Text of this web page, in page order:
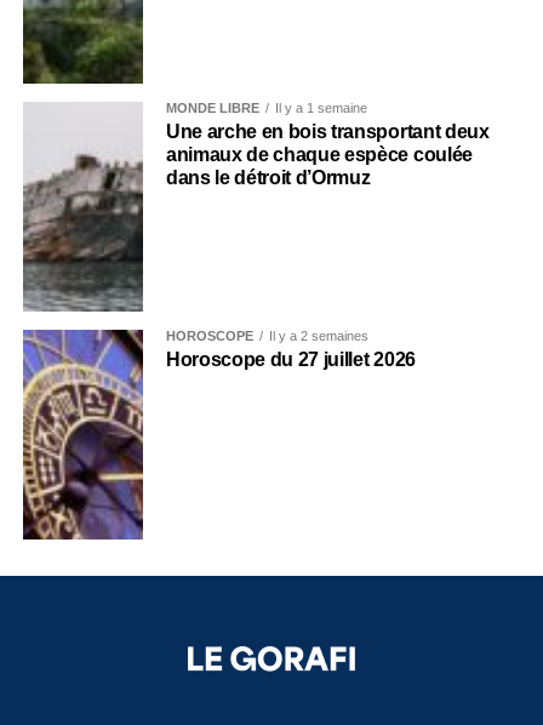
MONDE LIBRE Il y a 1 semaine
Une arche en bois transportant deux
animaux de chaque espèce coulée
dans le détroit d’Ormuz
HOROSCOPE Il y a 2 semaines
Horoscope du 27 juillet 2026